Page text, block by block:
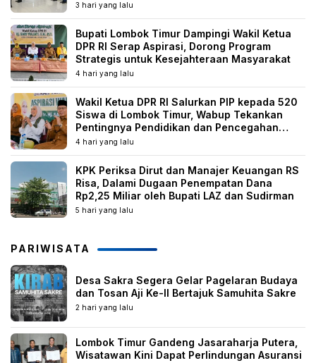
3 hari yang lalu
Bupati Lombok Timur Dampingi Wakil Ketua
DPR RI Serap Aspirasi, Dorong Program
Strategis untuk Kesejahteraan Masyarakat
4 hari yang lalu
Wakil Ketua DPR RI Salurkan PIP kepada 520
Siswa di Lombok Timur, Wabup Tekankan
Pentingnya Pendidikan dan Pencegahan
Perkawinan Anak
4 hari yang lalu
KPK Periksa Dirut dan Manajer Keuangan RS
Risa, Dalami Dugaan Penempatan Dana
Rp2,25 Miliar oleh Bupati LAZ dan Sudirman
5 hari yang lalu
PARIWISATA
Desa Sakra Segera Gelar Pagelaran Budaya
dan Tosan Aji Ke-II Bertajuk Samuhita Sakre
2 hari yang lalu
Lombok Timur Gandeng Jasaraharja Putera,
Wisatawan Kini Dapat Perlindungan Asuransi